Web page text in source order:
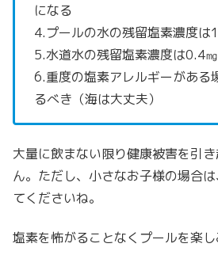
になる
4.プールの水の残留塩素濃度
5.水道水の残留塩素濃度は0.4
6.重度の塩素アレルギーがある
るべき（海は大丈夫）
大量に飲まない限り健康被害を引
ん。ただし、小さなお子様の場合
てくださいね。
塩素を怖がることなくプールを楽し